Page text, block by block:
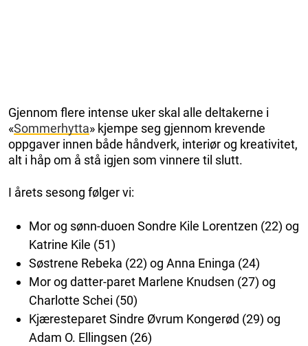
Gjennom flere intense uker skal alle deltakerne i
«Sommerhytta» kjempe seg gjennom krevende
oppgaver innen både håndverk, interiør og kreativitet,
alt i håp om å stå igjen som vinnere til slutt.
I årets sesong følger vi:
Mor og sønn-duoen Sondre Kile Lorentzen (22) og
Katrine Kile (51)
Søstrene Rebeka (22) og Anna Eninga (24)
Mor og datter-paret Marlene Knudsen (27) og
Charlotte Schei (50)
Kjæresteparet Sindre Øvrum Kongerød (29) og
Adam O. Ellingsen (26)